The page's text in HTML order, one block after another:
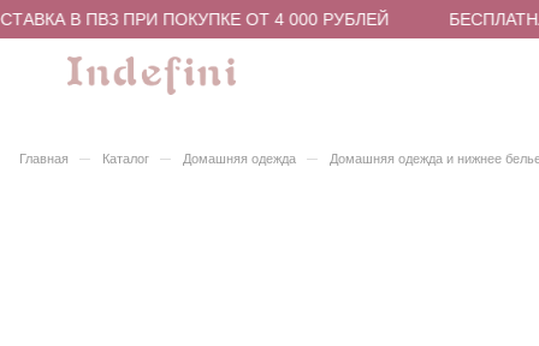
В ПВЗ ПРИ ПОКУПКЕ ОТ 4 000 РУБЛЕЙ
Главная – Каталог – Домашняя одежда – Домашняя одежда и нижнее